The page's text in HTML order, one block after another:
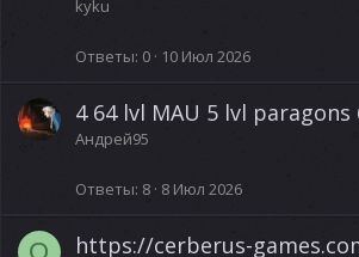
kyku
Ответы 0 10 Июл 2026
4 64 lvl MAU 5 lvl
Андрей95
Ответы 8 8 Июл 2026
https://cerberus-